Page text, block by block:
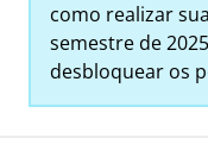
como realizar
semestre de
desbloquear os